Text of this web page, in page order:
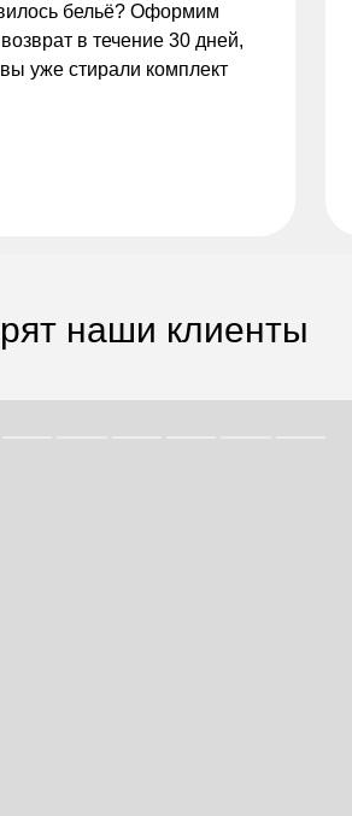
бельё? Оформим
в течение 30 дней,
уже стирали комплект
наши клиенты